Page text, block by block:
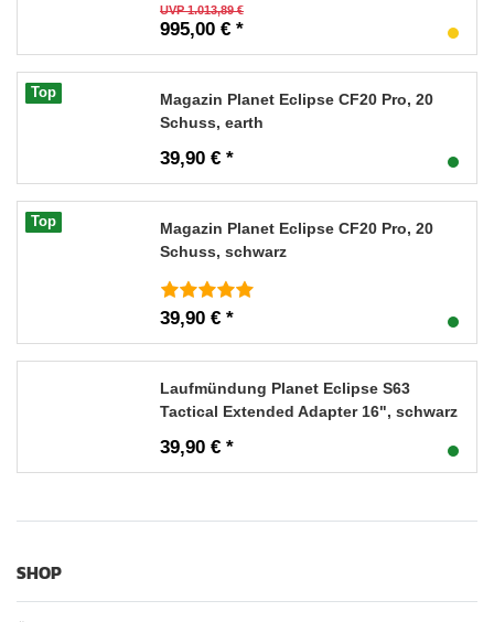
UVP 1.013,89 €
995,00 € *
Top
Magazin Planet Eclipse CF20 Pro, 20
Schuss, earth
39,90 € *
Top
Magazin Planet Eclipse CF20 Pro, 20
Schuss, schwarz
39,90 € *
Laufmündung Planet Eclipse S63
Tactical Extended Adapter 16", schwarz
39,90 € *
SHOP